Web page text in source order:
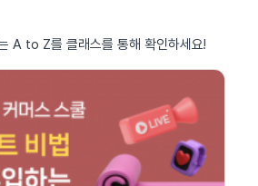
A to Z를 클래스를 통해 확인하세요!